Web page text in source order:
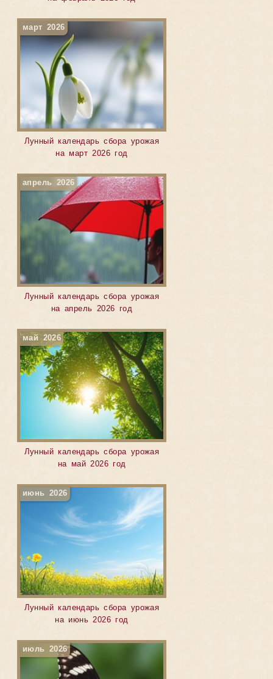
март 2026
Лунный календарь сбора урожая
на март 2026 год
апрель 2026
Лунный календарь сбора урожая
на апрель 2026 год
май 2026
Лунный календарь сбора урожая
на май 2026 год
июнь 2026
Лунный календарь сбора урожая
на июнь 2026 год
июль 2026